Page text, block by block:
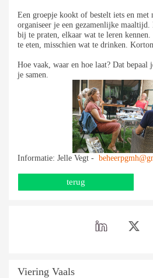
Een groepje kookt of bestelt iets en met
organiseer je een gezamenlijke
bij te praten, elkaar wat te leren
te eten, misschien wat te drinken.
Hoe vaak, waar en hoe laat? Dat bepaal
je samen.
Informatie: Jelle Vegt -
terug
Viering Vaals